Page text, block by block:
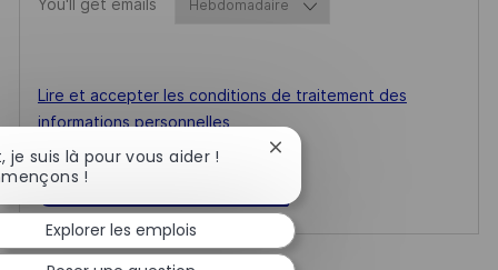
You'll get emails
Required
Lire et accepter les conditions de traitement des
informations personnelles
Créer une alerte emploi
je suis là pour vous aider !
!
Fermer
notification
du
chatbot
Explorer les emplois